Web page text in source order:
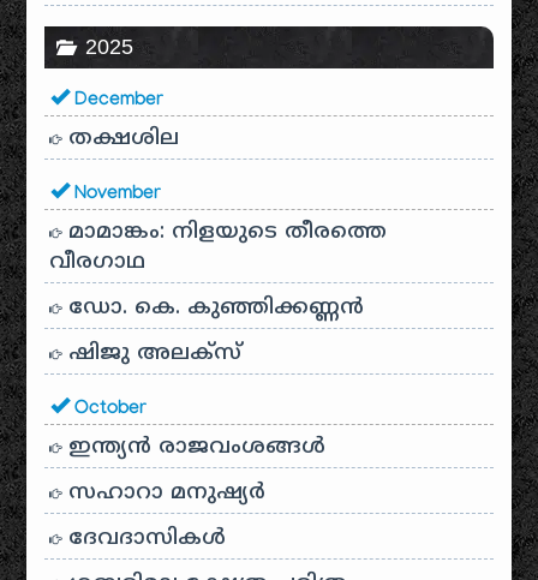
2025
December
തക്ഷശില
November
മാമാങ്കം: നിളയുടെ തീരത്തെ
വീരഗാഥ
ഡോ. കെ. കുഞ്ഞിക്കണ്ണൻ
ഷിജു അലക്സ്
October
ഇന്ത്യൻ രാജവംശങ്ങൾ
സഹാറാ മനുഷ്യർ
ദേവദാസികൾ